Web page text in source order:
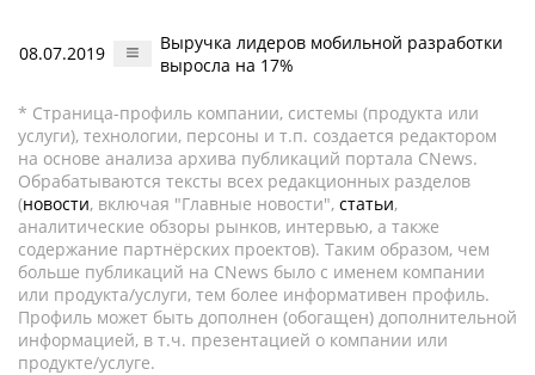
08.07.2019
Выручка лидеров мобильной разработки
выросла на 17%
* Страница-профиль компании, системы (продукта или
услуги), технологии, персоны и т.п. создается редактором
на основе анализа архива публикаций портала CNews.
Обрабатываются тексты всех редакционных разделов
(новости, включая "Главные новости", статьи,
аналитические обзоры рынков, интервью, а также
содержание партнёрских проектов). Таким образом, чем
больше публикаций на CNews было с именем компании
или продукта/услуги, тем более информативен профиль.
Профиль может быть дополнен (обогащен) дополнительной
информацией, в т.ч. презентацией о компании или
продукте/услуге.